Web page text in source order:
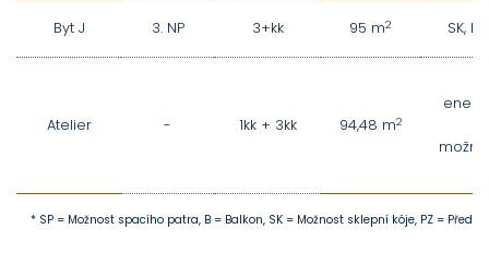
Byt J 3. NP 3+kk 95 m2 SK, B
Atelier - 1kk + 3kk 94,48 m2
* SP = Možnost spacího patra, B = Balkon, SK = Možnost sklepní kóje, PZ =